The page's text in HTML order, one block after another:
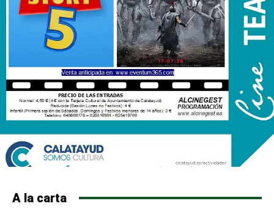
A la carta